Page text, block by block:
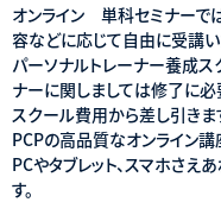
オンライン 単科セミナーで
容などに応じて自由に受講い
パーソナルトレーナー養成
ナーに関しましては修了に
スクール費用から差し引きま
PCPの高品質なオンライン
PCやタブレット、スマホさ
す。